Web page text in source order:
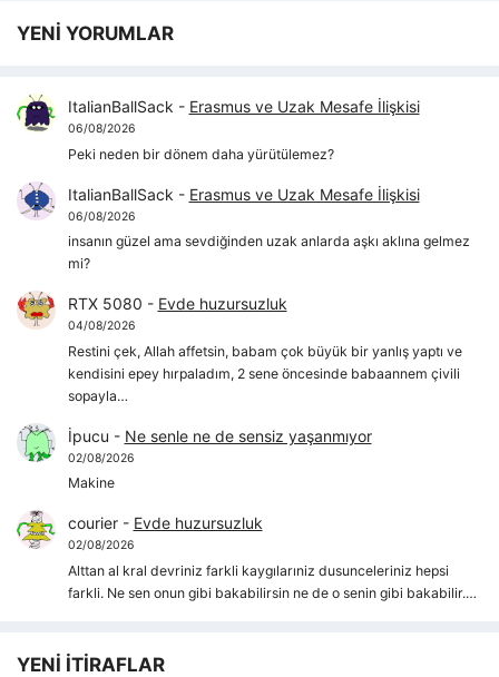
YENİ YORUMLAR
ItalianBallSack - Erasmus ve Uzak Mesafe İlişkisi
06/08/2026
Peki neden bir dönem daha yürütülemez?
ItalianBallSack - Erasmus ve Uzak Mesafe İlişkisi
06/08/2026
insanın güzel ama sevdiğinden uzak anlarda aşkı aklına gelmez
mi?
RTX 5080 - Evde huzursuzluk
04/08/2026
Restini çek, Allah affetsin, babam çok büyük bir yanlış yaptı ve
kendisini epey hırpaladım, 2 sene öncesinde babaannem çivili
sopayla…
İpucu - Ne senle ne de sensiz yaşanmıyor
02/08/2026
Makine
courier- Evde huzursuzluk
02/08/2026
Alttan al kral devriniz farkli kaygılarıniz dusunceleriniz hepsi
farkli. Ne sen onun gibi bakabilirsin ne de o senin gibi bakabilir.…
YENİ İTİRAFLAR